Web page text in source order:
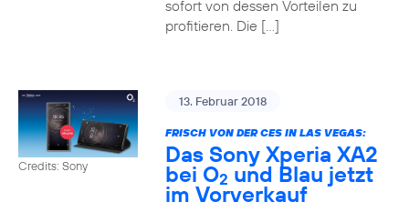
sofort von dessen Vorteilen zu
profitieren. Die […]
Credits: Sony
13. Februar 2018
FRISCH VON DER CES IN LAS VEGAS:
Das Sony Xperia XA2
bei O2 und Blau jetzt
im Vorverkauf